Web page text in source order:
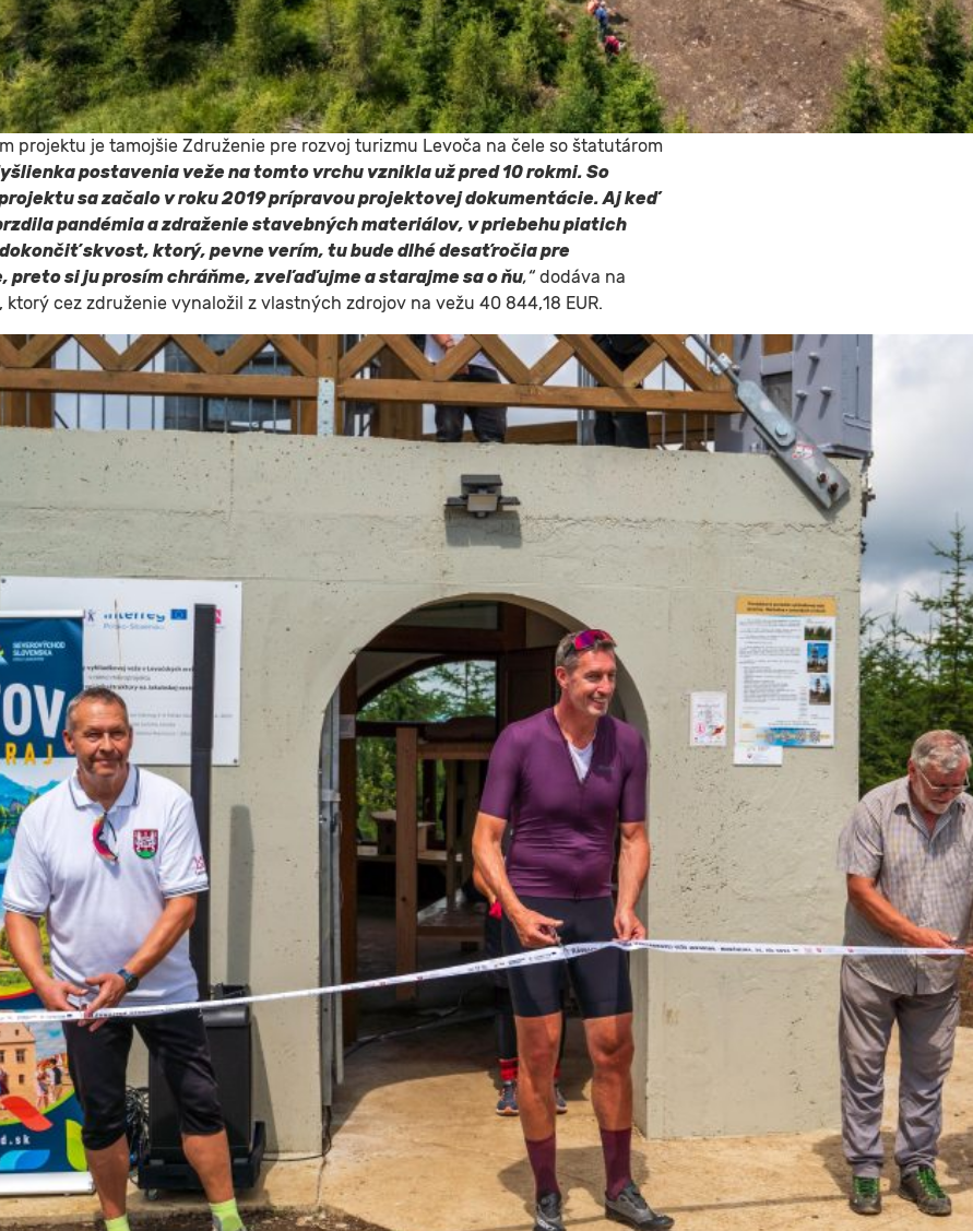
projektu je tamojšie Združenie pre rozvoj turizmu Levoča na čele so štatutárom
postavenia veže na tomto vrchu vznikla už pred 10 rokmi. So
sa začalo v roku 2019 prípravou projektovej dokumentácie. Aj keď
pandémia a zdraženie stavebných materiálov, v priebehu piatich
skvost, ktorý, pevne verím, tu bude dlhé desaťročia pre
preto si ju prosím chráňme, zveľaďujme a starajme sa o ňu,“ dodáva na
cez združenie vynaložil z vlastných zdrojov na vežu 40 844,18 EUR.